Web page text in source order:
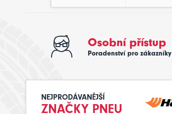
Osobní přístup
Poradenství pro zákazníky
NEJPRODÁVANĚJŠÍ
ZNAČKY PNEU